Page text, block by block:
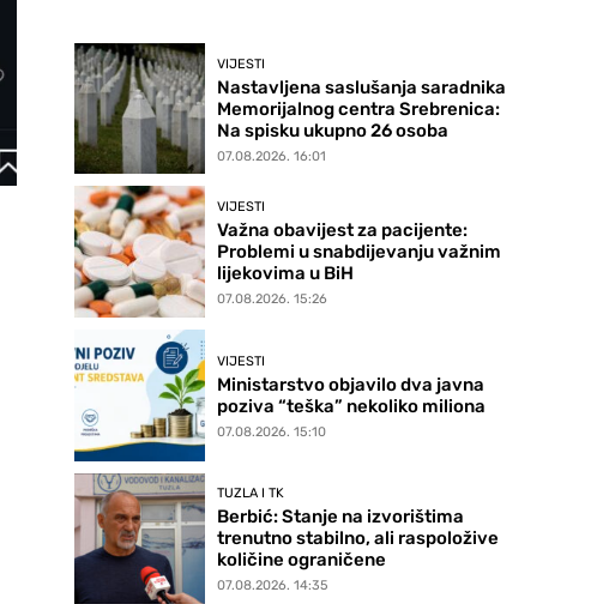
VIJESTI
Nastavljena saslušanja saradnika
Memorijalnog centra Srebrenica:
Na spisku ukupno 26 osoba
07.08.2026. 16:01
VIJESTI
Važna obavijest za pacijente:
Problemi u snabdijevanju važnim
lijekovima u BiH
07.08.2026. 15:26
VIJESTI
Ministarstvo objavilo dva javna
poziva “teška” nekoliko miliona
07.08.2026. 15:10
TUZLA I TK
Berbić: Stanje na izvorištima
trenutno stabilno, ali raspoložive
količine ograničene
07.08.2026. 14:35